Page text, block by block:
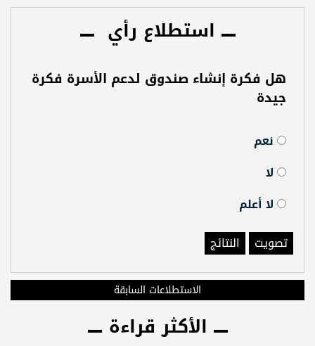
استطلاع رأي
هل فكرة إنشاء صندوق لدعم الأسرة فكرة
جيدة
نعم
لا
لا أعلم
تصويت
النتائج
الاستطلاعات السابقة
الأكثر قراءة